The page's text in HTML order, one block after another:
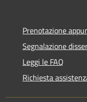
Prenotazione
Segnalazione
Leggi le FAQ
Richiesta